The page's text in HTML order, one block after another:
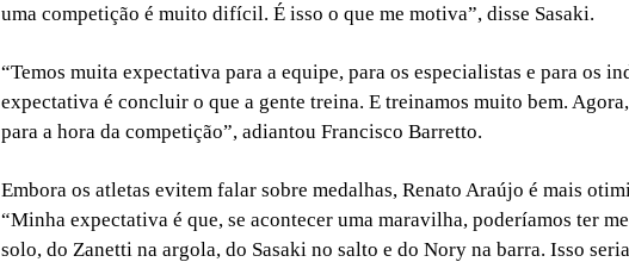
uma competição é muito difícil. É isso o que me motiva”, disse Sasaki.
“Temos muita expectativa para a equipe, para os especialistas e para os
expectativa é concluir o que a gente treina. E treinamos muito bem.
para a hora da competição”, adiantou Francisco Barretto.
Embora os atletas evitem falar sobre medalhas, Renato Araújo é mais
“Minha expectativa é que, se acontecer uma maravilha, poderíamos ter
solo, do Zanetti na argola, do Sasaki no salto e do Nory na barra. Isso